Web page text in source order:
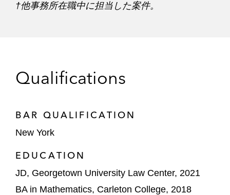
†他事務所在職中に担当した案件。
Qualifications
BAR QUALIFICATION
New York
EDUCATION
JD, Georgetown University Law Center, 2021
BA in Mathematics, Carleton College, 2018